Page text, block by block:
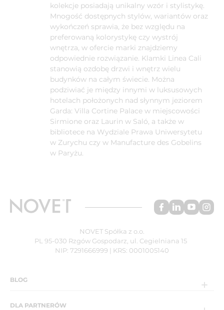
kolekcje posiadają unikalny wzór i stylistykę.
Mnogość dostępnych stylów, wariantów oraz
wykończeń sprawia, że bez względu na
preferowaną kolorystykę czy wystrój
wnętrza, w ofercie marki znajdziemy
odpowiednie rozwiązanie. Klamki Linea Cali
stanowią ozdobę drzwi i wnętrz wielu
budynków na całym świecie. Można
podziwiać je między innymi w luksusowych
hotelach położonych nad słynnym jeziorem
Garda: Villa Cortine Palace w miejscowości
Sirmione oraz Laurin w Saló, a także w
bibliotece na Wydziale Prawa Uniwersytetu
w Zurychu czy w Manufacture des Gobelins
w Paryżu.
NOVET Spółka z o.o.
PL 95-030 Rzgów Gospodarz, ul. Cegielniana 15
NIP: 7291666999 | KRS: 0001005140
BLOG
DLA PARTNERÓW